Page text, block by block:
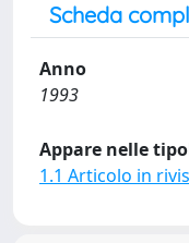
Scheda
Anno
1993
Appare nelle
1.1 Articolo in